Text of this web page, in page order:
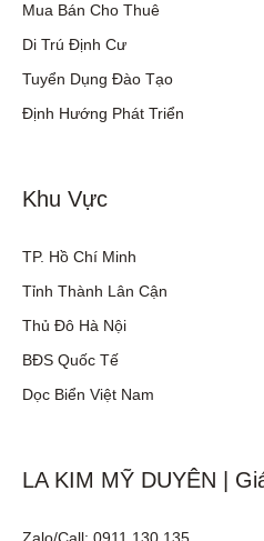
Mua Bán Cho Thuê
Di Trú Định Cư
Tuyển Dụng Đào Tạo
Định Hướng Phát Triển
Khu Vực
TP. Hồ Chí Minh
Tỉnh Thành Lân Cận
Thủ Đô Hà Nội
BĐS Quốc Tế
Dọc Biển Việt Nam
LA KIM MỸ DUYÊN |
Zalo/Call: 0911 130 135